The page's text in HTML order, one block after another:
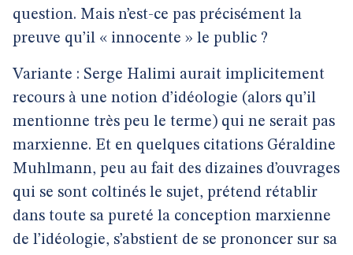
question. Mais n’est-ce pas précisément la
preuve qu’il « innocente » le public ?
Variante : Serge Halimi aurait implicitement
recours à une notion d’idéologie (alors qu’il
mentionne très peu le terme) qui ne serait pas
marxienne. Et en quelques citations Géraldine
Muhlmann, peu au fait des dizaines d’ouvrages
qui se sont coltinés le sujet, prétend rétablir
dans toute sa pureté la conception marxienne
de l’idéologie, s’abstient de se prononcer sur sa